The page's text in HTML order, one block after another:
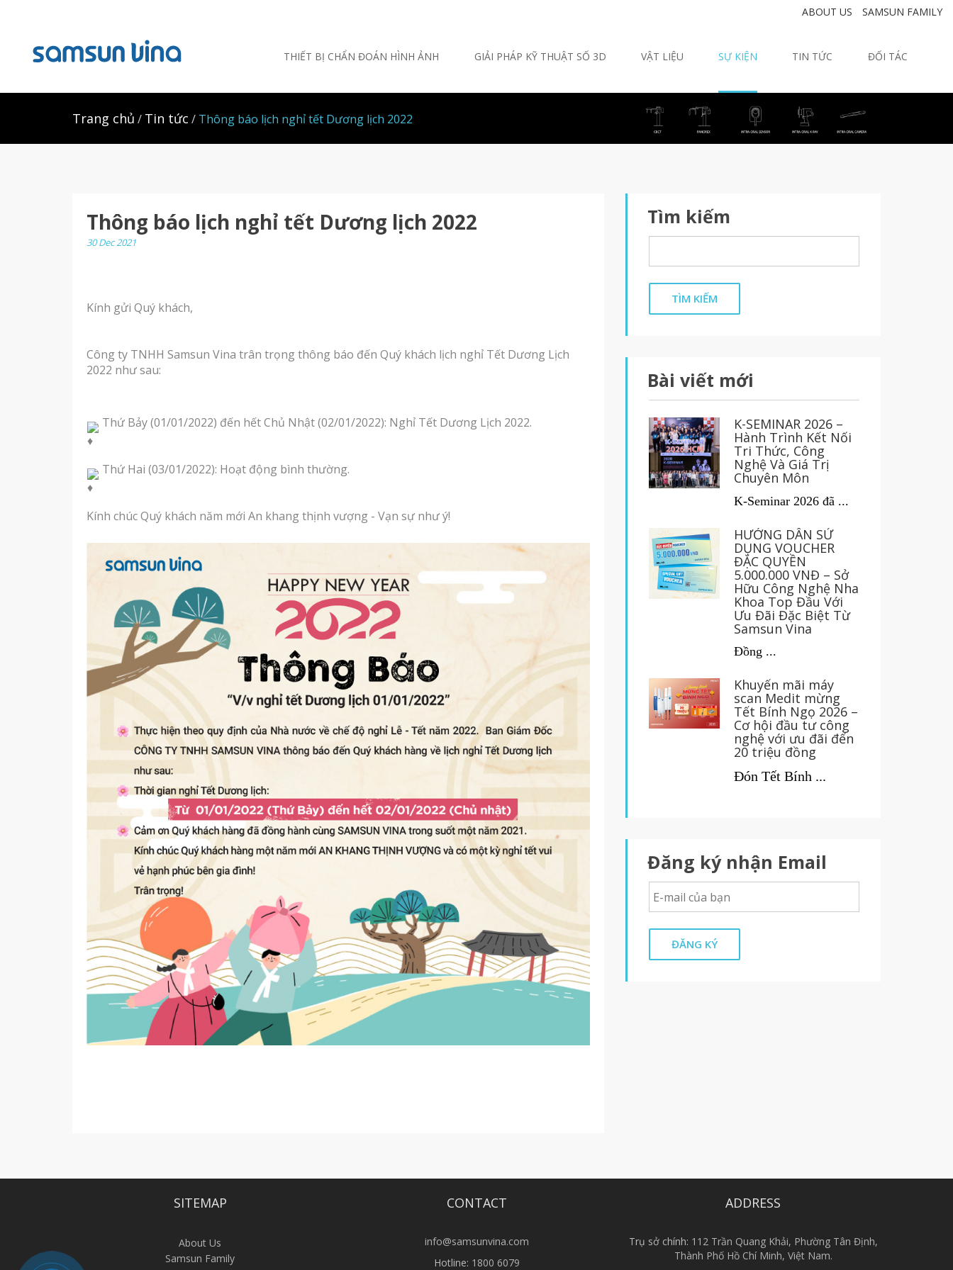
ABOUT US SAMSUN FAMILY
THIẾT BỊ CHẨN ĐOÁN HÌNH ẢNH GIẢI PHÁP KỸ THUẬT SỐ 3D VẬT LIỆU SỰ KIỆN TIN TỨC ĐỐI TÁC
Trang chủ Tin tức Thông báo lịch nghỉ tết Dương lịch 2022
Thông báo lịch nghỉ tết Dương lịch 2022
30 Dec 2021
Kính gửi Quý khách,
Công ty TNHH Samsun Vina trân trọng thông báo đến Quý khách lịch nghỉ Tết Dương Lịch
2022 như sau:
Thứ Bảy (01/01/2022) đến hết Chủ Nhật (02/01/2022): Nghỉ Tết Dương Lịch 2022.
Thứ Hai (03/01/2022): Hoạt động bình thường.
Kính chúc Quý khách năm mới An khang thịnh vượng - Vạn sự như ý!
Tìm kiếm
TÌM KIẾM
Bài viết mới
K-SEMINAR 2026 –
Hành Trình Kết Nối
Tri Thức, Công
Nghệ Và Giá Trị
Chuyên Môn
K-Seminar 2026 đã ...
HƯỚNG DẪN SỬ
DỤNG VOUCHER
ĐẶC QUYỀN
5.000.000 VNĐ – Sở
Hữu Công Nghệ Nha
Khoa Top Đầu Với
Ưu Đãi Đặc Biệt Từ
Samsun Vina
Đồng ...
Khuyến mãi máy
scan Medit mừng
Tết Bính Ngọ 2026 –
Cơ hội đầu tư công
nghệ với ưu đãi đến
20 triệu đồng
Đón Tết Bính ...
Đăng ký nhận Email
ĐĂNG KÝ
SITEMAP
About Us
Samsun Family
CONTACT
info@samsunvina.com
Hotline: 1800 6079
ADDRESS
Trụ sở chính: 112 Trần Quang Khải, Phường Tân Định,
Thành Phố Hồ Chí Minh, Việt Nam.